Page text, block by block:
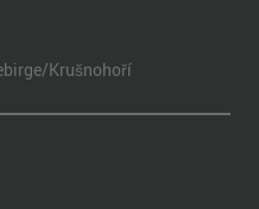
Krušnohoří